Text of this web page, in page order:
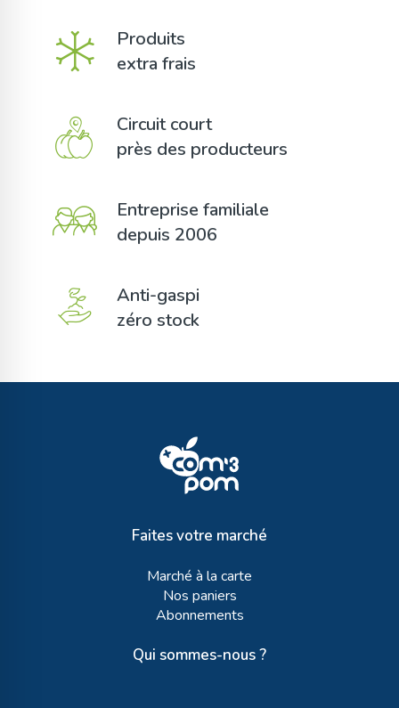
Produits
extra frais
Circuit court
près des producteurs
Entreprise familiale
depuis 2006
Anti-gaspi
zéro stock
Faites votre marché
Marché à la carte
Nos paniers
Abonnements
Qui sommes-nous ?